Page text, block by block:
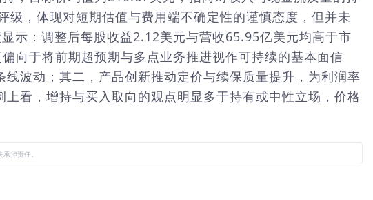
，体现对短期估值与费用端不确定性的谨慎态度，但并未
示：调整后每股收益2.12美元与营收65.95亿美元均高于市
向于将前期超预期与多点业务推进视作可持续的基本面信
波动；其二，产品创新推动定价与续保质量提升，为利润率
看，增持与买入取向的观点明显多于持有或中性立场，价格
担责任。